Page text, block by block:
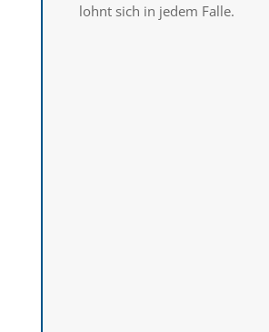
lohnt sich in jedem Falle.